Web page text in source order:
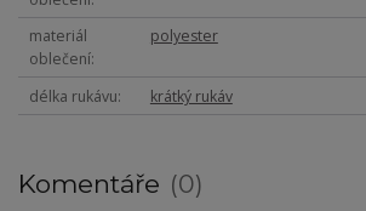
materiál
oblečení
polyester
délka rukávu krátký rukáv
Komentáře 0